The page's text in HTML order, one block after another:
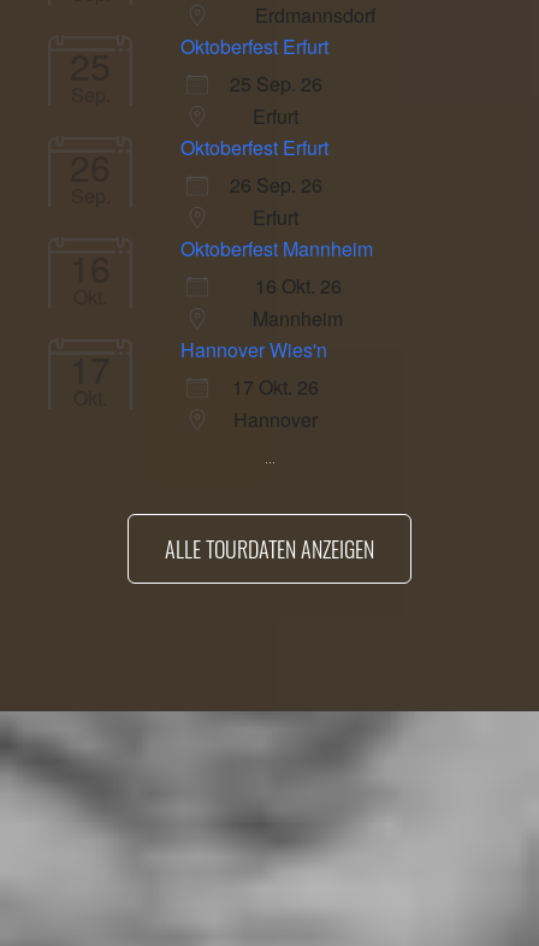
Erdmannsdorf
25
Oktoberfest Erfurt
25 Sep. 26
Erfurt
26
Oktoberfest Erfurt
26 Sep. 26
Erfurt
16
Oktoberfest Mannheim
16 Okt. 26
Mannheim
17
Hannover Wies'n
17 Okt. 26
Hannover
...
ALLE TOURDATEN ANZEIGEN